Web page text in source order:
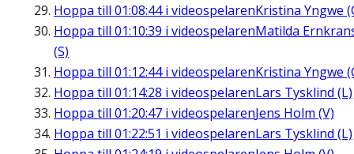
Hoppa till 01:08:44i videospelarenKristina Yngwe
Hoppa till 01:10:39 i videospelarenMatilda
(S)
Hoppa till 01:12:44i videospelarenKristina Yngwe
Hoppa till 01:14:28 i videospelarenLars Tysklind (L)
Hoppa till 01:20:47 i videospelarenJens Holm (V)
Hoppa till 01:22:51 i videospelarenLars Tysklind (L)